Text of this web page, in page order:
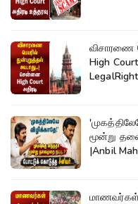
விசாரணை
High
மூன்று
|Anbil
மாணவர்கள்